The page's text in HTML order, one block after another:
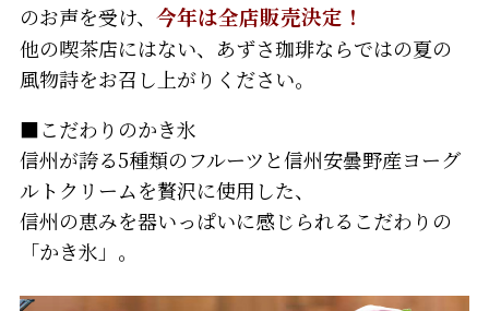
のお声を受け、 今年は全店販売決定！
他の喫茶店にはない、あずさ珈琲ならではの夏の
風物詩をお召し上がりください。
■こだわりのかき氷
信州が誇る5種類のフルーツと信州安曇野産ヨーグ
ルトクリームを贅沢に使用した、
信州の恵みを器いっぱいに感じられるこだわりの
「かき氷」。